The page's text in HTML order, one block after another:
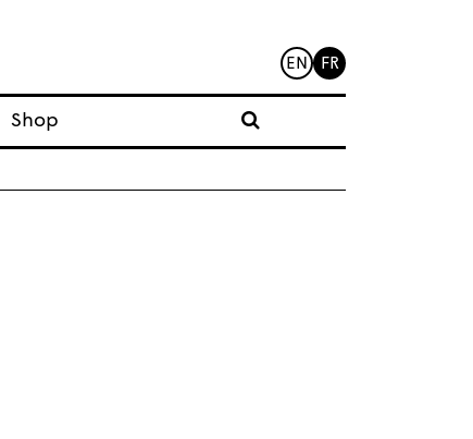
EN FR
Shop